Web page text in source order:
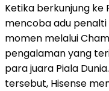
Ketika berkunjung ke
mencoba adu
momen melalui
pengalaman yang
para juara Piala
tersebut, Hisense